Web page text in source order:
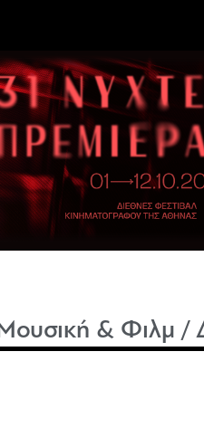
& Φιλμ /